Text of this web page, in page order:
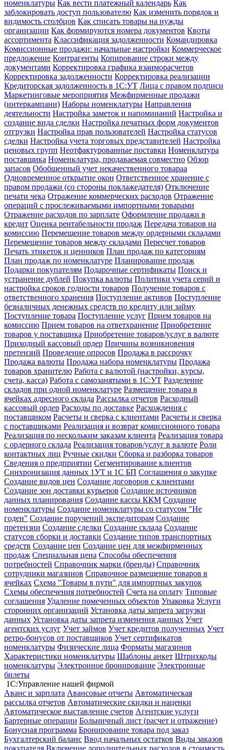
номенклатуры Как вести платежный календарь Как
заблокировать доступ пользователю Как изменить порядок и
видимость столбцов Как списать товары на нужды
организации Как формируются номера документов Квоты
ассортимента Классификация задолженности Командировка
Комиссионные продажи: начальные настройки Коммерческое
предложение Контрагенты Копирование строки между
документами Корректировка графика взаиморасчетов
Корректировка задолженности Корректировка реализации
Кредиторская задолженность в 1С:УТ Лица с правом подписи
Маркетинговые мероприятия Межфирменные продажи
(интеркампани) Наборы номенклатуры Направления
деятельности Настройка заметок и напоминаний Настройка и
создание вида сделки Настройка печатных форм документов
отгрузки Настройка прав пользователей Настройка статусов
сделки Настройка учета торговых представителей Настройка
ценовых групп Неотфактурованные поставки Номенклатура
поставщика Номенклатура, продаваемая совместно Обзор
запасов Обобщенный учет некачественного товараа
Одновременное открытие окон Ответственное хранение с
правом продажи (со стороны поклажедателя) Отключение
печати чека Отражение коммерческих расходов Отражение
операций с прослеживаемыми импортными товарами
Отражение расходов по зарплате Оформление продажи в
кредит Оценка рентабельности продаж Передача товаров на
комиссию Перемещение товаров между ордерными складами
Перемещение товаров между складами Пересчет товаров
Печать этикеток и ценников План продаж по категориям
План продаж по номенклатуре Планирование продаж
Подарки покупателям Подарочные сертификаты Поиск и
устранение дублей Покупка валюты Политики учета серий и
настройка сроков годности товаров Получение товаров с
ответственного хранения Поступление активов Поступление
безналичных денежных средств по кредиту или займу
Поступление товара Поступление услуг Прием товаров на
комиссию Прием товаров на ответхранение Приобретение
товаров у поставщика Приобретение товаров/услуг в валюте
Приходный кассовый ордер Причины возникновения
претензий Проведение опросов Продажа в рассрочку
Продажа валюты Продажа набора номенклатуры Продажа
товаров хранителю Работа с валютой (настройки, курсы,
счета, касса) Работа с самозанятыми в 1С:УТ Разделение
складов при одной номенклатуре Размещение товара в
ячейках адресного склада Рассылка отчетов Расходный
кассовый ордер Расходы по доставке Расхождения с
поставщиком Расчеты и сверка с клиентами Расчеты и сверка
с поставщиками Реализация и возврат комиссионного товара
Реализация по нескольким заказам клиента Реализация товара
с ордерного склада Реализация товаров/услуг в валюте Роли
контактных лиц Ручные скидки Сборка и разборка товаров
Сведения о предприятии Сегментирование клиентов
Синхронизация данных 1УТ и 1С БП Соглашения о закупке
Создание видов цен Создание договоров с клиентами
Создание зон доставки курьеров Создание источников
данных планирования Создание кассы ККМ Создание
номенклатуры Создание номенклатуры со статусом "Не
годен" Создание поручений экспедиторам Создание
претензии Создание сделки Создание склада Создание
статусов сборки и доставки Создание типов транспортных
средств Создание цен Создание цен для межфирменных
продаж Специальная цена Способы обеспечения
потребностей Справочник марки (бренды) Справочник
сотрудники магазинов Справочное размещение товаров в
ячейках Схема "Товары в пути" для импортных закупок
Схемы обеспечения потребностей Счета на оплату Типовые
соглашения Удаление помеченных объектов Упаковка Услуги
сторонних организаций Установка даты запрета загрузки
данных Установка даты запрета изменения данных Учет
агентских услуг Учет займов Учет кредитов полученных Учет
ретро-бонусов от поставщиков Учет сертификатов
номенклатуры Физические лица Форматы магазинов
Характеристики номенклатуры Шаблоны анкет Штрихкоды
номенклатуры Электронное бронирование Электронные
билеты
1С:Управление нашей фирмой
Аванс и зарплата Авансовые отчеты Автоматическая
рассылка отчетов Автоматические скидки и наценки
Автоматическое выставление счетов Агентские услуги
Бартерные операции Больничный лист (расчет и отражение)
Бонусная программа Бронирование товара под заказ
Бухгалтерский баланс Ввод начальных остатков Виды заказов
покупателя Включение дополнительных расходов в стоимость